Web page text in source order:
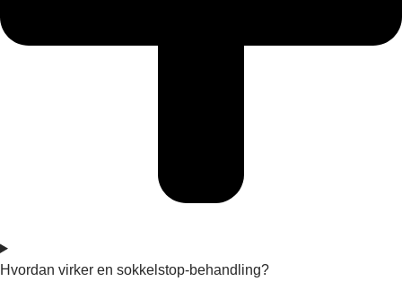
Hvordan virker en sokkelstop-behandling?